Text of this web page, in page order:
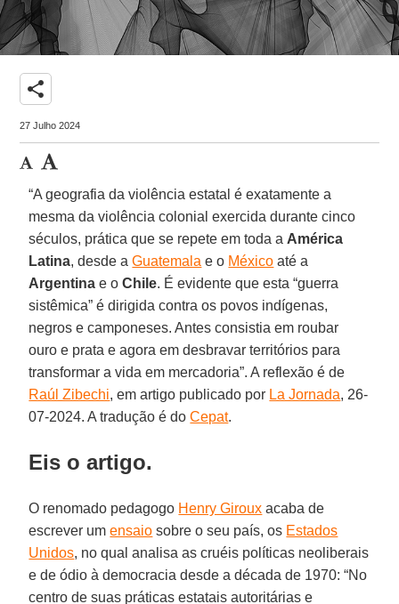
share
27 Julho 2024
“A geografia da violência estatal é exatamente a
mesma da violência colonial exercida durante cinco
séculos, prática que se repete em toda a América
Latina, desde aGuatemala e o México até a
Argentina e oChile. É evidente que esta “guerra
sistêmica” é dirigida contra os povos indígenas,
negros e camponeses. Antes consistia em roubar
ouro e prata e agora em desbravar territórios para
transformar a vida em mercadoria”. A reflexão é de
Raúl Zibechi, em artigo publicado por La Jornada, 26-
07-2024. A tradução é doCepat.
Eis o artigo.
O renomado pedagogo Henry Giroux acaba de
escrever umensaio sobre o seu país, os Estados
Unidos, no qual analisa as cruéis políticas neoliberais
e de ódio à democracia desde a década de 1970: “No
centro de suas práticas estatais autoritárias e